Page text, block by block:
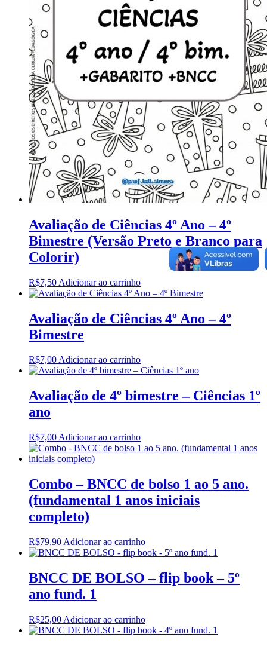
Avaliação de Ciências 4º Ano – 4º
Bimestre (Versão Preto e Branco para
Colorir)
R$7,50 Adicionar ao carrinho
Avaliação de Ciências 4º Ano – 4º
Bimestre
R$7,00Adicionar ao carrinho
Avaliação de 4º bimestre – Ciências 1º
ano
R$7,00 Adicionar ao carrinho
Combo – BNCC de bolso 1 ao 5 ano.
(fundamental 1 anos iniciais
completo)
R$79,90 Adicionar ao carrinho
BNCC DE BOLSO – flip book – 5º
ano fund. 1
R$25,00 Adicionar ao carrinho